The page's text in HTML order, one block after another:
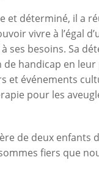
et déterminé, il a
vivre à l’égal
ses besoins. Sa
handicap en
et événements
pour les
de deux
fiers que